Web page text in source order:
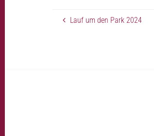
Lauf um den Park 2024